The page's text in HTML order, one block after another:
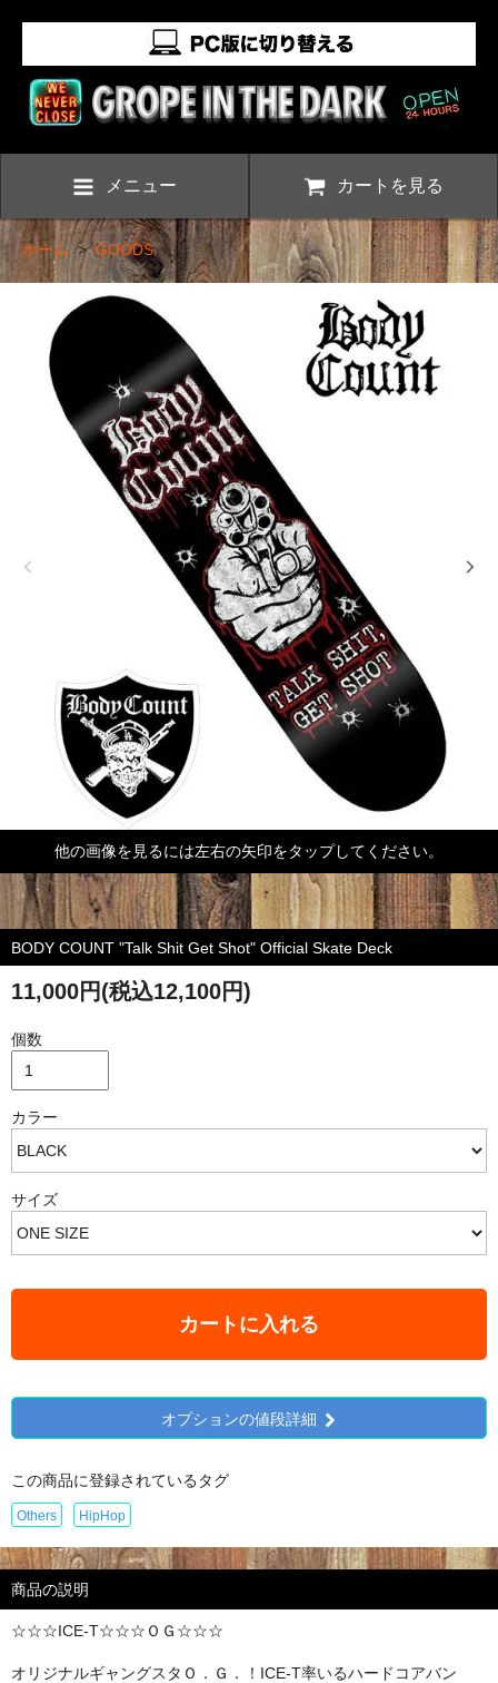
メニュー カートを見る
ホーム>GOODS
他の画像を見るには左右の矢印をタップしてください。
BODY COUNT "Talk Shit Get Shot" Official Skate Deck
11,000円(税込12,100円)
個数
カラー
サイズ
カートに入れる
オプションの値段詳細
この商品に登録されているタグ
Others HipHop
商品の説明
☆☆☆ICE-T☆☆☆ＯＧ☆☆☆
オリジナルギャングスタＯ．Ｇ．！ICE-T率いるハードコアバン